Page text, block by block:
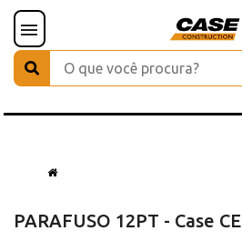
PARAFUSO 12PT - Case CE